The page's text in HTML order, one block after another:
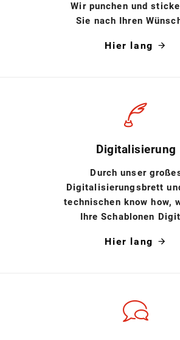
Wir punchen und
Sie nach Ihren
Hier lang
Digitalisierung
Durch unser
Digitalisierungsbrett
technischen know how,
Ihre Schablonen
Hier lang